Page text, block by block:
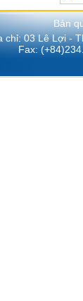
Bản
chỉ: 03 Lê Lợi -
Fax: